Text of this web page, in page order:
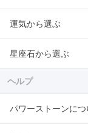
運気から選ぶ
星座石から選ぶ
ヘルプ
パワーストーンにつ